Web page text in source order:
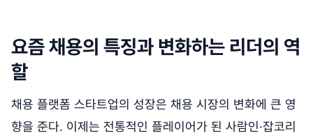
요즘 채용의 특징과 변화하는 리더의 역
할
채용 플랫폼 스타트업의 성장은 채용 시장의 변화에 큰 영
향을 준다. 이제는 전통적인 플레이어가 된 사람인·잡코리